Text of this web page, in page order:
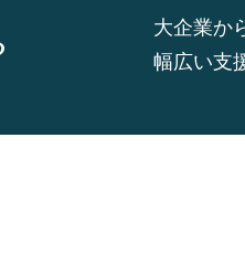
大企業か
幅広い支